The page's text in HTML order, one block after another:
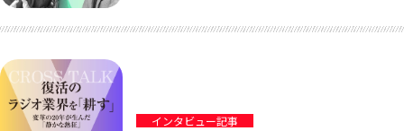
インタビュー記事